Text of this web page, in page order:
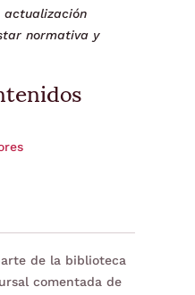
actualización
normativa y
de la biblioteca
comentada de